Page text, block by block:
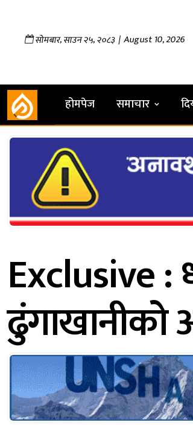
सोमबार,साउन२५,२०८३| August 10, 2026
होमपेज समाचार
Exclusive :